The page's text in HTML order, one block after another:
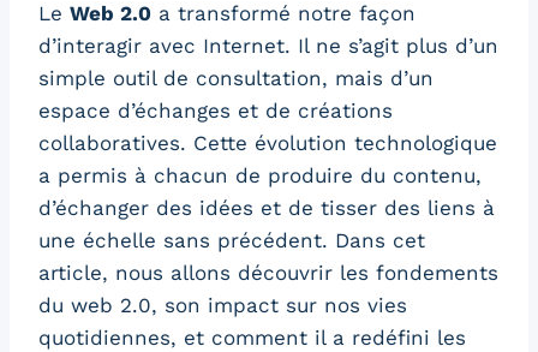
Le Web 2.0 a transformé notre façon
d’interagir avec Internet. Il ne s’agit plus d’un
simple outil de consultation, mais d’un
espace d’échanges et de créations
collaboratives. Cette évolution technologique
a permis à chacun de produire du contenu,
d’échanger des idées et de tisser des liens à
une échelle sans précédent. Dans cet
article, nous allons découvrir les fondements
du web 2.0, son impact sur nos vies
quotidiennes, et comment il a redéfini les